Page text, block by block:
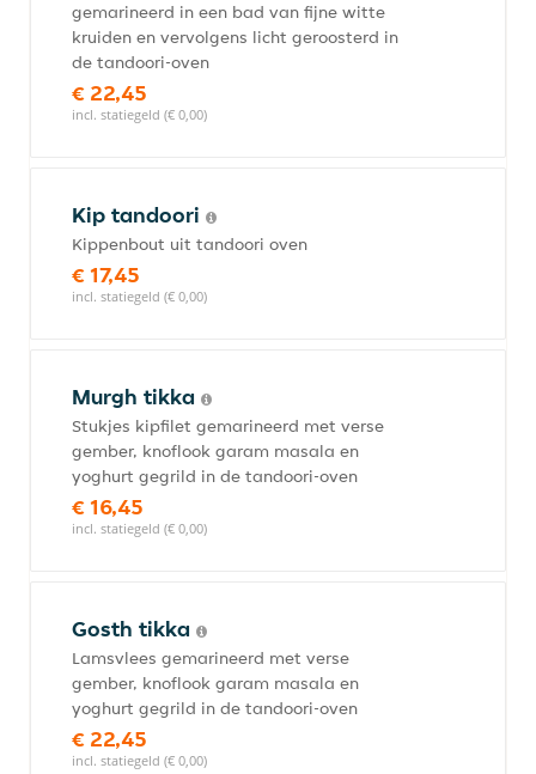
gemarineerd in een bad van fijne witte
kruiden en vervolgens licht geroosterd in
de tandoori-oven
€ 22,45
incl. statiegeld (€ 0,00)
Kip tandoori
Kippenbout uit tandoori oven
€ 17,45
incl. statiegeld (€ 0,00)
Murgh tikka
Stukjes kipfilet gemarineerd met verse
gember, knoflook garam masala en
yoghurt gegrild in de tandoori-oven
€ 16,45
incl. statiegeld (€ 0,00)
Gosth tikka
Lamsvlees gemarineerd met verse
gember, knoflook garam masala en
yoghurt gegrild in de tandoori-oven
€ 22,45
incl. statiegeld (€ 0,00)